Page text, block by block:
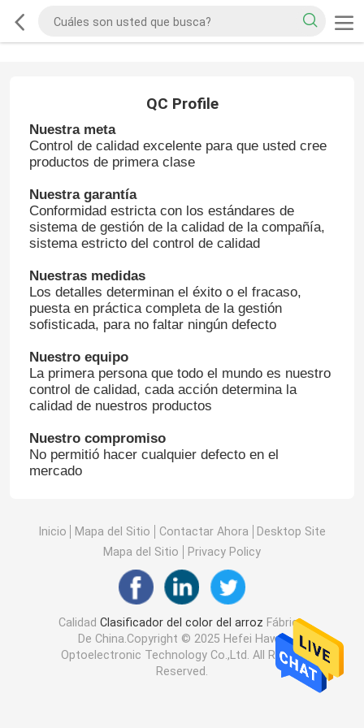
QC Profile
Nuestra meta
Control de calidad excelente para que usted cree
productos de primera clase
Nuestra garantía
Conformidad estricta con los estándares de
sistema de gestión de la calidad de la compañía,
sistema estricto del control de calidad
Nuestras medidas
Los detalles determinan el éxito o el fracaso,
puesta en práctica completa de la gestión
sofisticada, para no faltar ningún defecto
Nuestro equipo
La primera persona que todo el mundo es nuestro
control de calidad, cada acción determina la
calidad de nuestros productos
Nuestro compromiso
No permitió hacer cualquier defecto en el
mercado
Inicio Mapa del Sitio Contactar Ahora
Desktop Site
Mapa del Sitio
Privacy Policy
CalidadClasificador del color del arroz Fábrica
De China.Copyright © 2025 Hefei Hawit
Optoelectronic Technology Co.,Ltd. All Rights
Reserved.